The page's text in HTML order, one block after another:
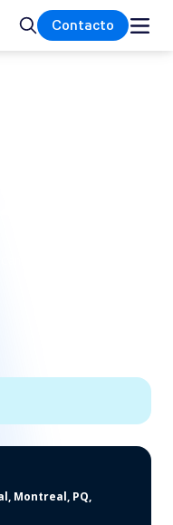
BuscarContacto
Montreal, PQ,